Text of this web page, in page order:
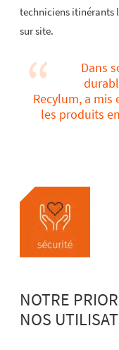
techniciens itinérants
sur site.
Dans
Recylum, a mis
les produits
NOTRE
NOS